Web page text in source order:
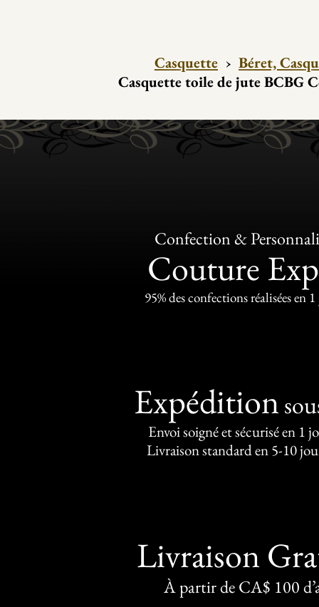
Casquette › Béret,
Casquette toile de jute BCBG
Confection &
Couture
95% des confections réalisées en
Expédition
Envoi soigné et sécurisé en 1
Livraison standard en 5-10
Livraison
À partir de CA$ 100